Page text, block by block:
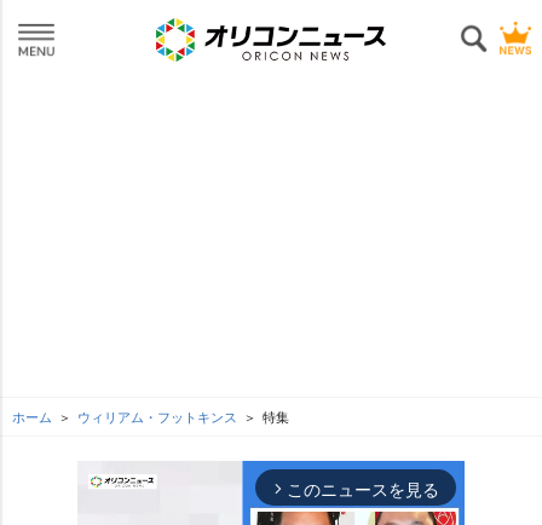
ホーム ウィリアム・フットキンス 特集
arrow_forward_ios このニュースを見る